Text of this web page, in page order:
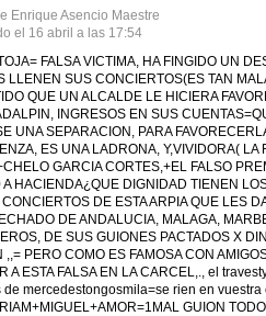
Enrique Asencio Maestre
el 16 abril a las 17:54
FALSA VICTIMA, HA FINGIDO UN
LLENEN SUS CONCIERTOS(ES TAN
QUE UN ALCALDE LE HICIERA
INGRESOS EN SUS
UNA SEPARACION, PARA
ES UNA LADRONA, Y,VIVIDORA( LA
GARCIA CORTES,+EL FALSO
HACIENDA¿QUE DIGNIDAD TIENEN
DE ESTA ARPIA QUE LES
DE ANDALUCIA, MALAGA,
DE SUS GUIONES PACTADOS X
,,= PERO COMO ES FAMOSA CON
A ESTA FALSA EN LA CARCEL,., el
de mercedestongosmila=se rien en vuestra
GUION